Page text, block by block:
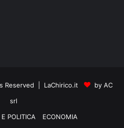
Reserved | LaChirico.it
by AC
srl
POLITICA ECONOMIA